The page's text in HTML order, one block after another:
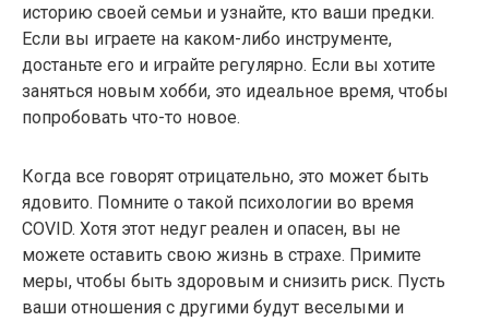
историю своей семьи и узнайте, кто ваши предки.
Если вы играете на каком-либо инструменте,
достаньте его и играйте регулярно. Если вы хотите
заняться новым хобби, это идеальное время, чтобы
попробовать что-то новое.
Когда все говорят отрицательно, это может быть
ядовито. Помните о такой психологии во время
COVID. Хотя этот недуг реален и опасен, вы не
можете оставить свою жизнь в страхе. Примите
меры, чтобы быть здоровым и снизить риск. Пусть
ваши отношения с другими будут веселыми и